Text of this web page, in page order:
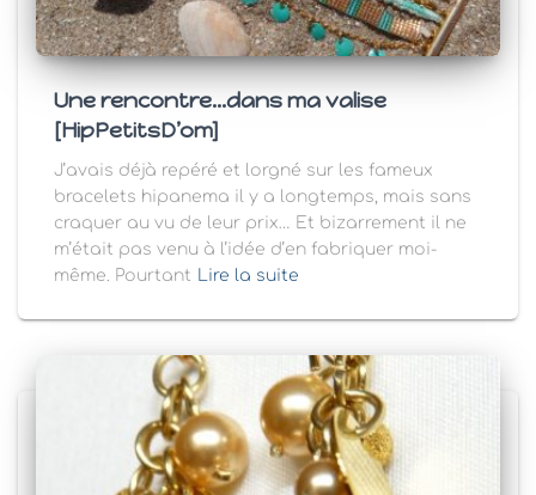
Une rencontre…dans ma valise
[HipPetitsD’om]
J’avais déjà repéré et lorgné sur les fameux
bracelets hipanema il y a longtemps, mais sans
craquer au vu de leur prix… Et bizarrement il ne
m’était pas venu à l’idée d’en fabriquer moi-
même. Pourtant
Lire la suite